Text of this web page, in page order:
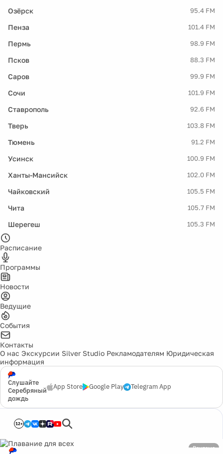
Озёрск 95.4 FM
Пенза 101.4 FM
Пермь 98.9 FM
Псков 88.3 FM
Саров 99.9 FM
Сочи 101.9 FM
Ставрополь 92.6 FM
Тверь 103.8 FM
Тюмень 91.2 FM
Усинск 100.9 FM
Ханты-Мансийск 102.0 FM
Чайковский 105.5 FM
Чита 105.7 FM
Шерегеш 105.3 FM
Расписание
Программы
Новости
Ведущие
События
Контакты
О нас Экскурсии Silver Studio Рекламодателям Юридическая
информация
Слушайте
Серебряный
дождь
App Store Google Play Telegram App
12+
Реклама